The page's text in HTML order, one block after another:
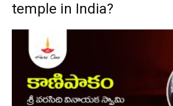
temple in India?